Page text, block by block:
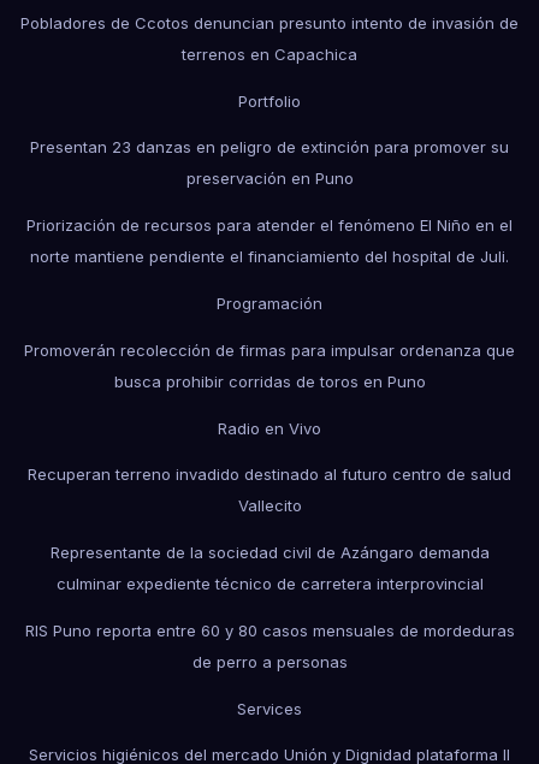
Pobladores de Ccotos denuncian presunto intento de invasión de
terrenos en Capachica
Portfolio
Presentan 23 danzas en peligro de extinción para promover su
preservación en Puno
Priorización de recursos para atender el fenómeno El Niño en el
norte mantiene pendiente el financiamiento del hospital de Juli.
Programación
Promoverán recolección de firmas para impulsar ordenanza que
busca prohibir corridas de toros en Puno
Radio en Vivo
Recuperan terreno invadido destinado al futuro centro de salud
Vallecito
Representante de la sociedad civil de Azángaro demanda
culminar expediente técnico de carretera interprovincial
RIS Puno reporta entre 60 y 80 casos mensuales de mordeduras
de perro a personas
Services
Servicios higiénicos del mercado Unión y Dignidad plataforma II